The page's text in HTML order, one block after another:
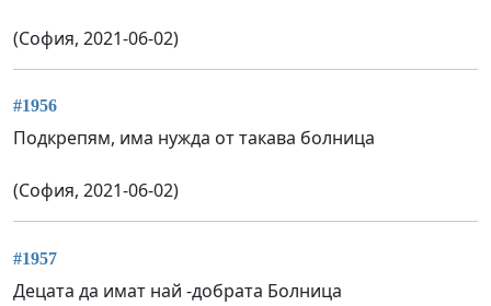
(София, 2021-06-02)
#1956
Подкрепям, има нужда от такава болница
(София, 2021-06-02)
#1957
Децата да имат най -добрата Болница